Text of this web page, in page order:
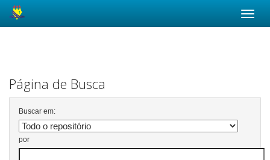
Página de Busca
Buscar em:
por